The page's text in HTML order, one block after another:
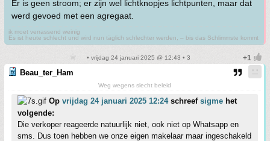
Er is geen stroom; er zijn wel lichtknopjes lichtpunten, maar dat
werd gevoed met een agregaat.
ik moet verrassend weinig
Es ist heute schlecht und wird nun täglich schlechter werden, – bis das Schlimmste kommt
• vrijdag 24 januari 2025 @ 12:43 • 3
Beau_ter_Ham
Weg wegens slecht beleid
Op vrijdag 24 januari 2025 12:24schreef sigme het
volgende:
Die verkoper reageerde natuurlijk niet, ook niet op Whatsapp en
sms. Dus toen hebben we onze eigen makelaar maar ingeschakeld